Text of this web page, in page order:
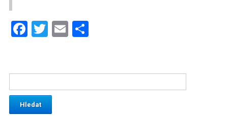
Facebook
Twitter
EmailShare